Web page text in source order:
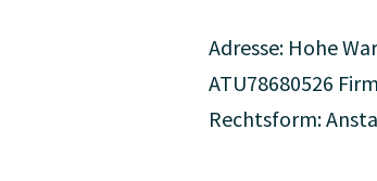
Adresse: Hohe
ATU78680526
Rechtsform: